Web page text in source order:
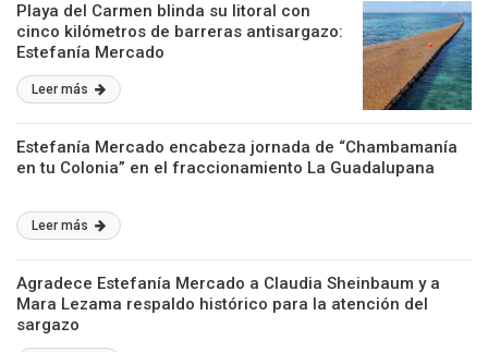
Playa del Carmen blinda su litoral con
cinco kilómetros de barreras antisargazo:
Estefanía Mercado
Leer más
Estefanía Mercado encabeza jornada de “Chambamanía
en tu Colonia” en el fraccionamiento La Guadalupana
Leer más
Agradece Estefanía Mercado a Claudia Sheinbaum y a
Mara Lezama respaldo histórico para la atención del
sargazo